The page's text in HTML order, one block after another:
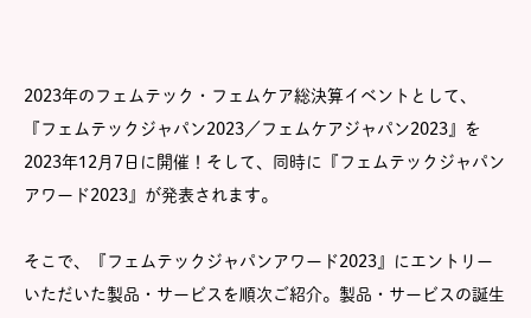
2023年のフェムテック・フェムケア総決算イベントとして、
『フェムテックジャパン2023／フェムケアジャパン2023』を
2023年12月7日に開催！そして、同時に『フェムテックジャパン
アワード2023』が発表されます。
そこで、『フェムテックジャパンアワード2023』にエントリー
いただいた製品・サービスを順次ご紹介。製品・サービスの誕生